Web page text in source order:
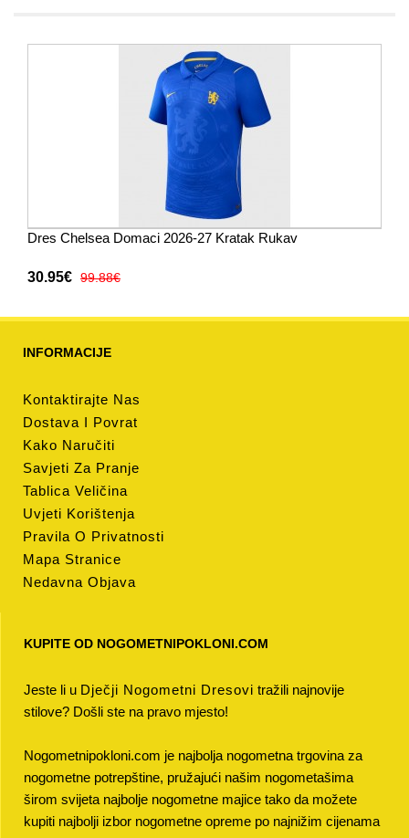
Dres Chelsea Domaci 2026-27 Kratak Rukav
30.95€ 99.88€
INFORMACIJE
Kontaktirajte Nas
Dostava I Povrat
Kako Naručiti
Savjeti Za Pranje
Tablica Veličina
Uvjeti Korištenja
Pravila O Privatnosti
Mapa Stranice
Nedavna Objava
KUPITE OD NOGOMETNIPOKLONI.COM
Jeste li u Dječji Nogometni Dresovi tražili najnovije
stilove? Došli ste na pravo mjesto!
Nogometnipokloni.com je najbolja nogometna trgovina za
nogometne potrepštine, pružajući našim nogometašima
širom svijeta najbolje nogometne majice tako da možete
kupiti najbolji izbor nogometne opreme po najnižim cijenama